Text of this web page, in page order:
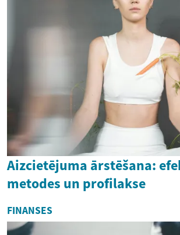
Aizcietējuma ārstēšana:
metodes un profilakse
FINANSES